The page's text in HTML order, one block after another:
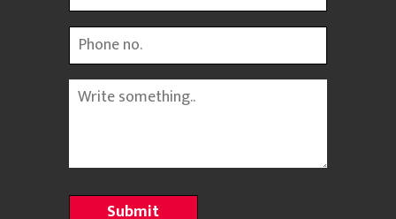
Phone
Message